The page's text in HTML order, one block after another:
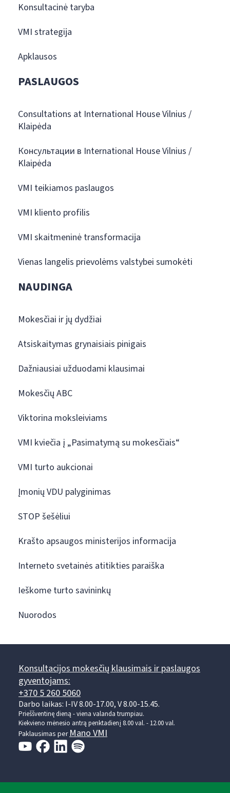
Konsultacinė taryba
VMI strategija
Apklausos
PASLAUGOS
Consultations at International House Vilnius /
Klaipėda
Консультации в International House Vilnius /
Klaipėda
VMI teikiamos paslaugos
VMI kliento profilis
VMI skaitmeninė transformacija
Vienas langelis prievolėms valstybei sumokėti
NAUDINGA
Mokesčiai ir jų dydžiai
Atsiskaitymas grynaisiais pinigais
Dažniausiai užduodami klausimai
Mokesčių ABC
Viktorina moksleiviams
VMI kviečia į „Pasimatymą su mokesčiais“
VMI turto aukcionai
Įmonių VDU palyginimas
STOP šešėliui
Krašto apsaugos ministerijos informacija
Interneto svetainės atitikties paraiška
Ieškome turto savininkų
Nuorodos
Konsultacijos mokesčių klausimais ir paslaugos
gyventojams:
+370 5 260 5060
Darbo laikas: I-IV 8.00-17.00, V 8.00-15.45.
Prieššventinę dieną - viena valanda trumpiau.
Kiekvieno mėnesio antrą penktadienį 8.00 val. - 12.00 val.
Paklausimas per Mano VMI